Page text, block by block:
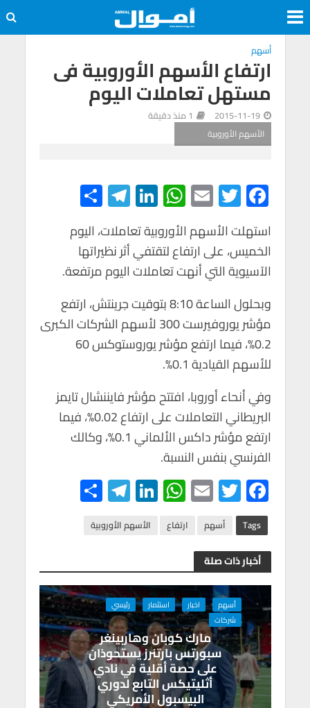
أسهم
ارتفاع الأسهم الأوروبية فى
مستهل تعاملات اليوم
2015-11-19
1 منذ دقيقة
الأسهم الأوروبية
F
ac
e
b
o
o
k
T
wi
tt
er
E
m
ail
W
h
at
s
A
p
p
Li
n
ke
dI
n
Te
le
gr
a
m
h
ar
e
استهلت الأسهم الأوروبية تعاملات، اليوم
الخميس، على ارتفاع لتقتفي أثر نظيراتها
الآسيوية التي أنهت تعاملات اليوم مرتفعة.
وبحلول الساعة 8:10 بتوقيت جرينتش، ارتفع
مؤشر يوروفيرست 300 لأسهم الشركات الكبرى
0.2%، فيما ارتفع مؤشر يوروستوكس 60
للأسهم القيادية 0.1%.
وفي أنحاء أوروبا، افتتح مؤشر فايننشال تايمز
البريطاني التعاملات على ارتفاع 0.02%، فيما
ارتفع مؤشر داكس الألماني 0.1%، وكالك
الفرنسي بنفس النسبة.
F
ac
e
b
o
o
k
T
wi
tt
er
E
m
ail
W
h
at
A
p
p
Li
n
ke
n
Te
le
gr
m
Tags أسهم ارتفاع الأسهم الأوروبية
أخبار ذات صلة
أسهم اخبار استثمار
رئيسي
شركات
مارك كوبان وهاربينغر
سبورتس بارتنرز يستحوذان
على حصة أقلية في نادي
أثليتيكس التابع لدوري
البيسبول الأمريكي